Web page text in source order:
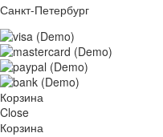
Санкт-Петербург
Корзина
Close
Корзина